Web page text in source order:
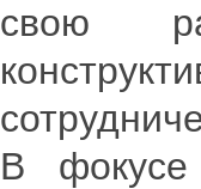
свою
В фокусе